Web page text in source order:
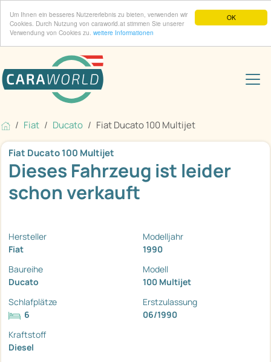
OK
Um Ihnen ein besseres Nutzererlebnis zu bieten, verwenden wir
Cookies. Durch Nutzung von caraworld.at stimmen Sie unserer
Verwendung von Cookies zu. weitere Informationen
Fiat Ducato Fiat Ducato 100 Multijet
Fiat Ducato 100 Multijet
Dieses Fahrzeug ist leider
schon verkauft
Hersteller
Fiat
Modelljahr
1990
Baureihe
Ducato
Modell
100 Multijet
Schlafplätze
6
Erstzulassung
06/1990
Kraftstoff
Diesel